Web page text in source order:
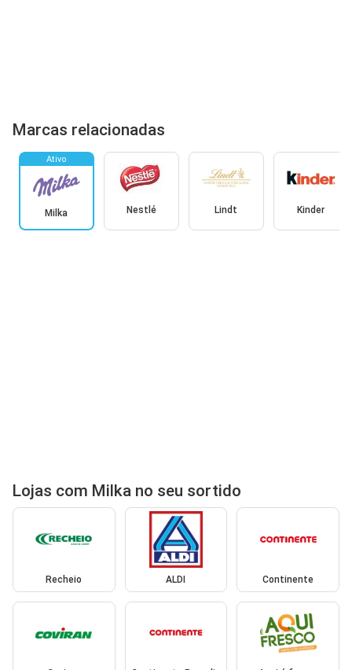
Marcas relacionadas
Ativo
Milka Nestlé Lindt Kinder
Lojas com Milka no seu sortido
Recheio ALDI Continente